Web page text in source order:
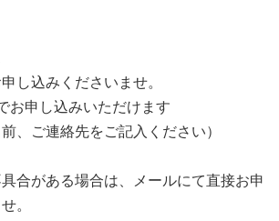
し込みくださいませ。
お申し込みいただけます
、ご連絡先をご記入ください）
合がある場合は、メールにて直接お申
。